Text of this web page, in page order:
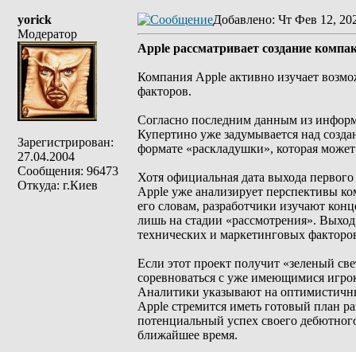
yorick
Модератор
Зарегистрирован:
27.04.2004
Сообщения: 96473
Откуда: г.Киев
Добавлено: Чт Фев 12,
Apple рассматривает создание
Компания Apple активно изучает
факторов.
Согласно последним данным из
Купертино уже задумывается над
формате «раскладушки», которая
Хотя официальная дата выхода
Apple уже анализирует перспективы
его словам, разработчики изучают
лишь на стадии «рассмотрения».
технических и маркетинговых
Если этот проект получит «зеленый
соревноваться с уже имеющимися
Аналитики указывают на
Apple стремится иметь готовый план
потенциальный успех своего
ближайшее время.